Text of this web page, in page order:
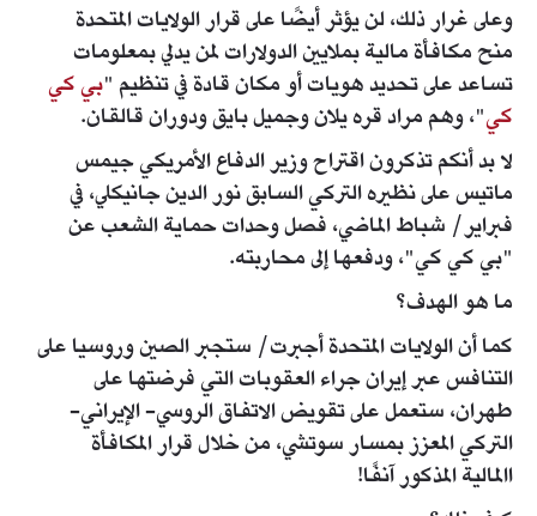
وعلى غرار ذلك، لن يؤثر أيضًا على قرار الولايات المتحدة
منح مكافأة مالية بملايين الدولارات لمن يدلي بمعلومات
تساعد على تحديد هويات أو مكان قادة في تنظيم "بي كي
كي"، وهم مراد قره يلان وجميل بايق ودوران قالقان.
لا بد أنكم تذكرون اقتراح وزير الدفاع الأمريكي جيمس
ماتيس على نظيره التركي السابق نور الدين جانيكلي، في
فبراير/ شباط الماضي، فصل وحدات حماية الشعب عن
"بي كي كي"، ودفعها إلى محاربته.
ما هو الهدف؟
كما أن الولايات المتحدة أجبرت/ ستجبر الصين وروسيا على
التنافس عبر إيران جراء العقوبات التي فرضتها على
طهران، ستعمل على تقويض الاتفاق الروسي- الإيراني-
التركي المعزز بمسار سوتشي، من خلال قرار المكافأة
االمالية المذكور آنفًا!